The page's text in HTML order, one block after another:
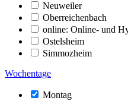
Neuweiler
Oberreichenbach
online: Online- und
Ostelsheim
Simmozheim
Wochentage
Montag